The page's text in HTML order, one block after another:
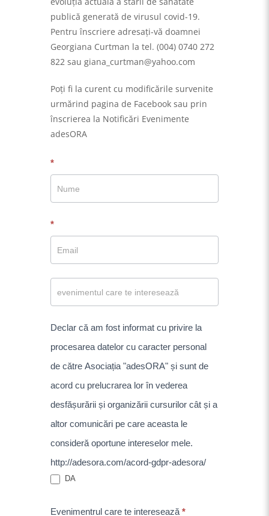
publică generată de virusul covid-19.
Pentru înscriere adresaţi-vă doamnei
Georgiana Curtman la tel. (004) 0740 272
822 sau giana_curtman@yahoo.com
Poţi fi la curent cu modificările survenite
urmărind pagina de Facebook sau prin
înscrierea la Notificări Evenimente
adesORA
Notificare
*
*
Declar că am fost informat cu privire la
procesarea datelor cu caracter personal
de către Asociația "adesORA" și sunt de
acord cu prelucrarea lor în vederea
desfășurării și organizării cursurilor cât și a
altor comunicări pe care aceasta le
consideră oportune intereselor mele.
http://adesora.com/acord-gdpr-adesora/
DA
Evenimentrul care te interesează *